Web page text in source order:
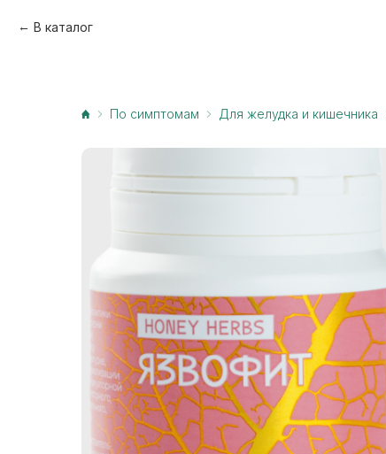
В каталог
По симптомам Для желудка и кишечника